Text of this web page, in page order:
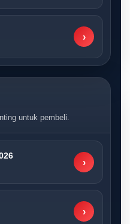
›
untuk pembeli.
›
›